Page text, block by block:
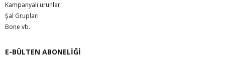
Kampanyalı ürünler
Şal Grupları
Bone vb.
E-BÜLTEN ABONELİĞİ